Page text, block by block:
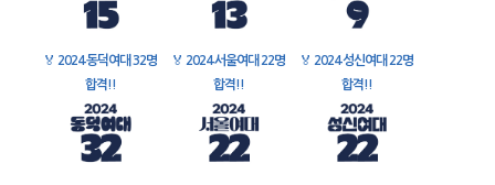
🏅 2024 동덕여대 32명
합격!!
🏅 2024 서울여대 22명
합격!!
🏅 2024 성신여대 22명
합격!!